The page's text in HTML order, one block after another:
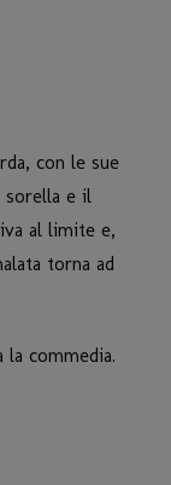
con le sue
sorella e il
al limite e,
torna ad
commedia.